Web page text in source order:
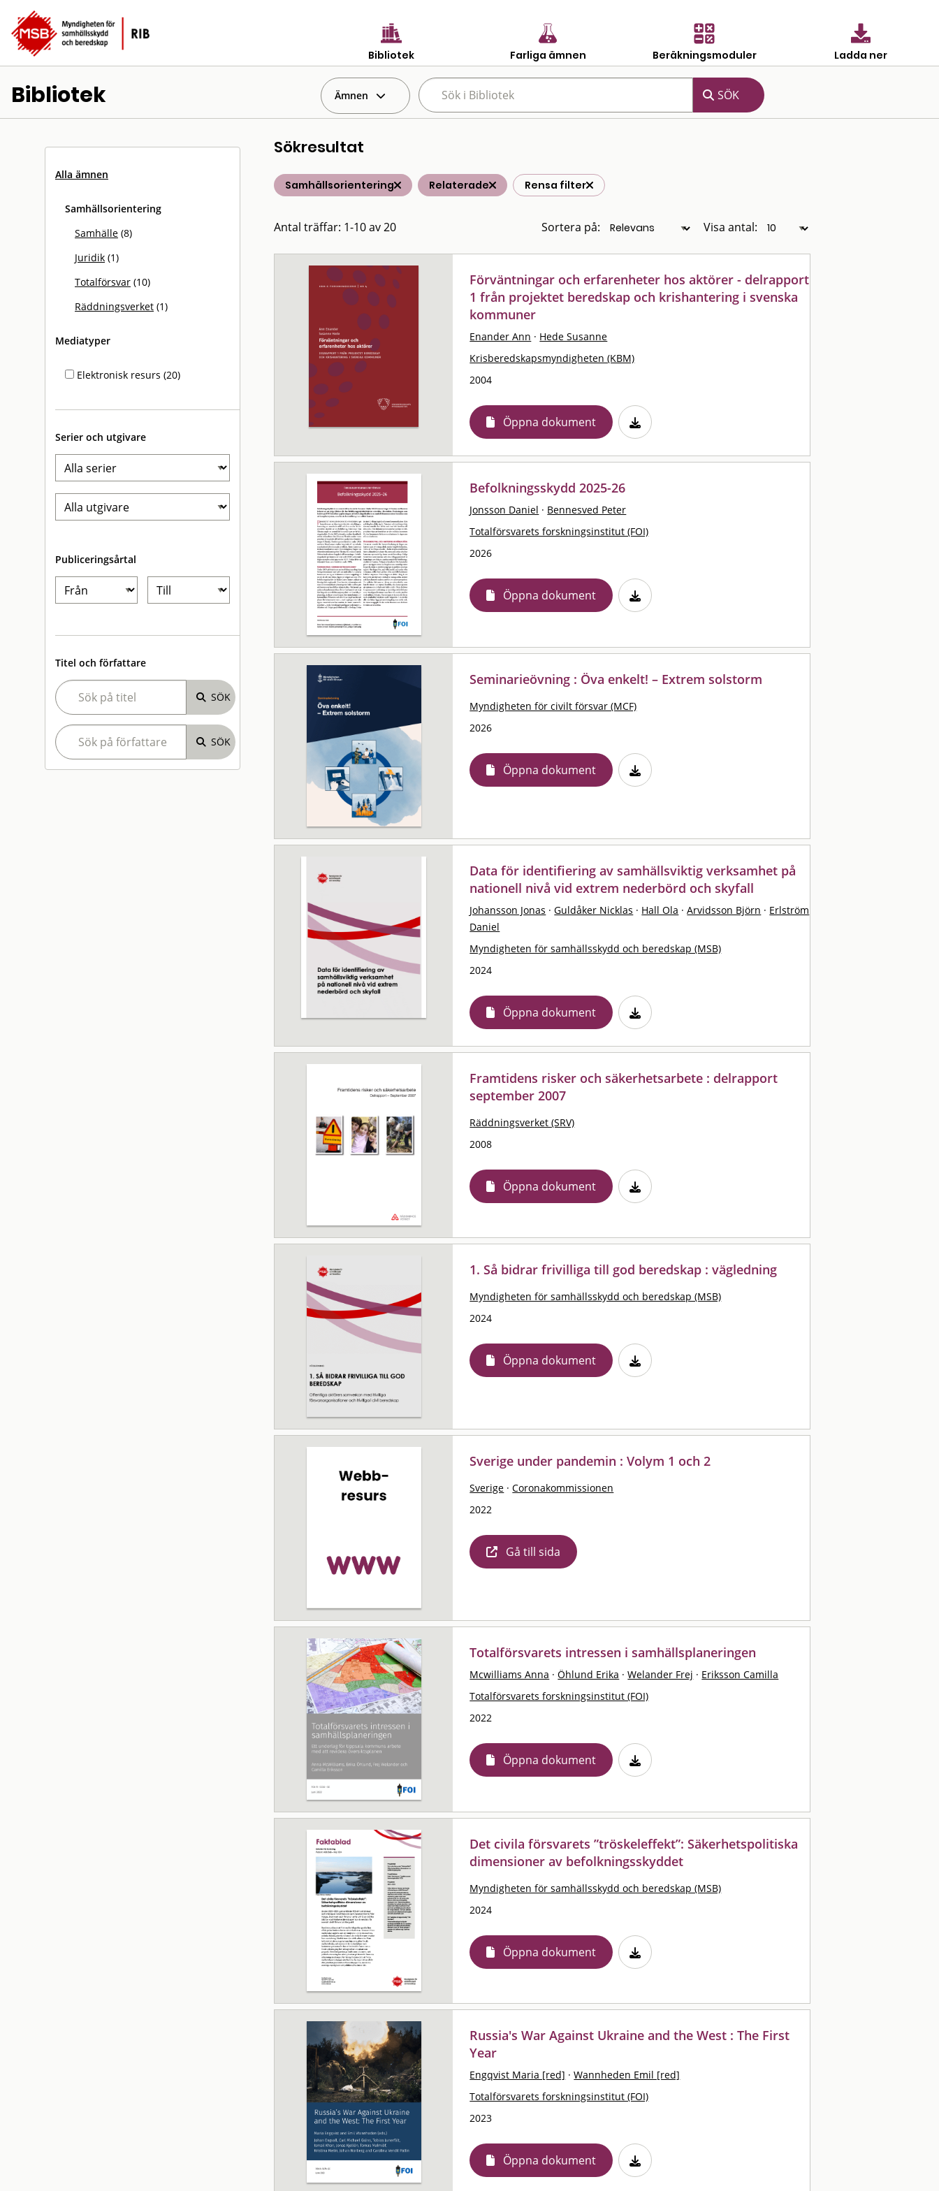
Bibliotek Farliga ämnen Beräkningsmoduler Ladda ner
Bibliotek Ämnen
Alla ämnen
Samhällsorientering
Samhälle (8)
Juridik (1)
Totalförsvar (10)
Räddningsverket (1)
Mediatyper
Elektronisk resurs (20)
Serier och utgivare
Publiceringsårtal
Titel och författare
Sökresultat
Samhällsorientering Relaterade Rensa filter
Antal träffar: 1-10 av 20 Sortera på: Visa antal:
Förväntningar och erfarenheter hos aktörer - delrapport
1 från projektet beredskap och krishantering i svenska
kommuner
Enander Ann · Hede Susanne
Krisberedskapsmyndigheten (KBM)
2004
Öppna dokument
Befolkningsskydd 2025-26
Jonsson Daniel · Bennesved Peter
Totalförsvarets forskningsinstitut (FOI)
2026
Öppna dokument
Seminarieövning : Öva enkelt! – Extrem solstorm
Myndigheten för civilt försvar (MCF)
2026
Öppna dokument
Data för identifiering av samhällsviktig verksamhet på
nationell nivå vid extrem nederbörd och skyfall
Johansson Jonas · Guldåker Nicklas · Hall Ola · Arvidsson Björn · Erlström
Daniel
Myndigheten för samhällsskydd och beredskap (MSB)
2024
Öppna dokument
Framtidens risker och säkerhetsarbete : delrapport
september 2007
Räddningsverket (SRV)
2008
Öppna dokument
1. Så bidrar frivilliga till god beredskap : vägledning
Myndigheten för samhällsskydd och beredskap (MSB)
2024
Öppna dokument
Sverige under pandemin : Volym 1 och 2
Sverige · Coronakommissionen
2022
Gå till sida
Totalförsvarets intressen i samhällsplaneringen
Mcwilliams Anna · Öhlund Erika · Welander Frej · Eriksson Camilla
Totalförsvarets forskningsinstitut (FOI)
2022
Öppna dokument
Det civila försvarets ”tröskeleffekt”: Säkerhetspolitiska
dimensioner av befolkningsskyddet
Myndigheten för samhällsskydd och beredskap (MSB)
2024
Öppna dokument
Russia's War Against Ukraine and the West : The First
Year
Engqvist Maria [red] · Wannheden Emil [red]
Totalförsvarets forskningsinstitut (FOI)
2023
Öppna dokument